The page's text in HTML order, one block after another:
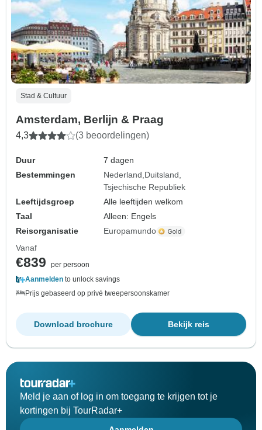
Stad & Cultuur
Amsterdam, Berlijn & Praag
4,3 (3 beoordelingen)
Duur
7 dagen
Bestemmingen
Nederland Duitsland
Tsjechische Republiek
Leeftijdsgroep
Alle leeftijden welkom
Taal
Alleen: Engels
Reisorganisatie
Europamundo
Vanaf
€839
per persoon
Aanmelden to unlock savings
Prijs gebaseerd op privé tweepersoonskamer
Bekijk reis
Download brochure
Meld je aan of log in om toegang te krijgen tot je
kortingen bij TourRadar+